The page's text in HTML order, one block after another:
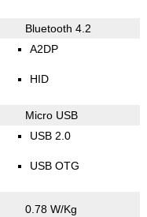
Bluetooth 4.2
A2DP
HID
Micro USB
USB 2.0
USB OTG
0.78 W/Kg